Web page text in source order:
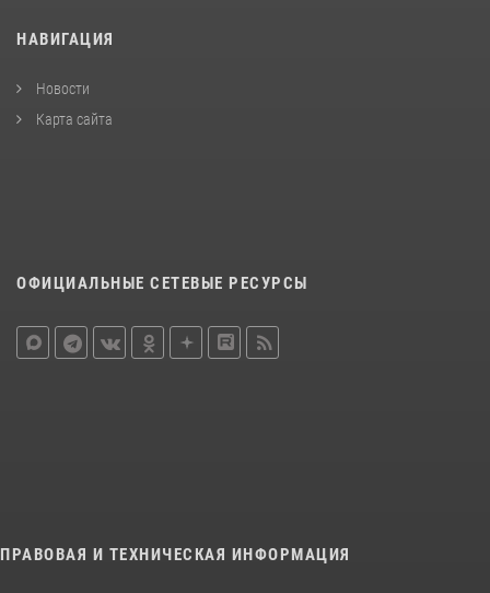
НАВИГАЦИЯ
Новости
Карта сайта
ОФИЦИАЛЬНЫЕ СЕТЕВЫЕ РЕСУРСЫ
ПРАВОВАЯ И ТЕХНИЧЕСКАЯ ИНФОРМАЦИЯ